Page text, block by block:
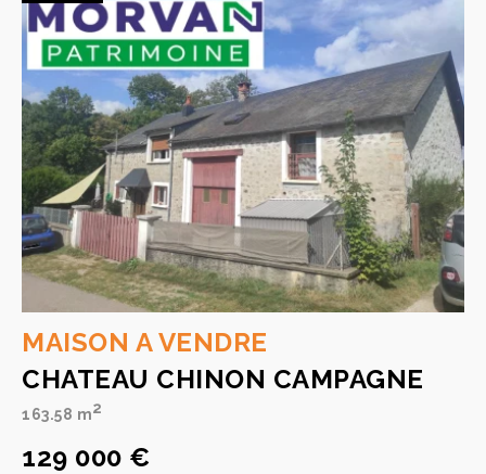
MAISON A VENDRE
CHATEAU CHINON CAMPAGNE
163.58 m2
129 000 €